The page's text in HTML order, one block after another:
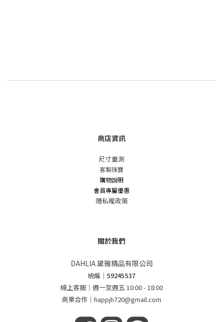
商店資訊
尺寸量測
客製珠寶
購物說明
會員專屬優惠
隱私權政策
關於我們
DAHLIA 黛雅精品有限公司
統編 ｜59245537
線上客服｜週一至週五 10:00 - 18:00
商業合作｜happjh720@gmail.com